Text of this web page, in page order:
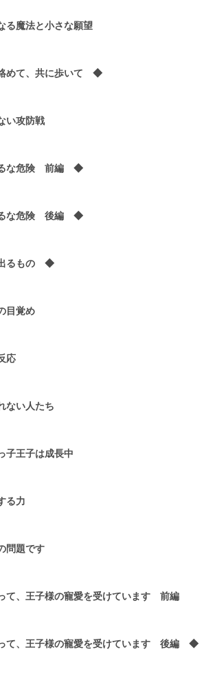
る魔法と小さな願望
めて、共に歩いて ◆
い攻防戦
な危険 前編 ◆
な危険 後編 ◆
るもの ◆
目覚め
応
ない人たち
子王子は成長中
る力
問題です
て、王子様の寵愛を受けています 前編
て、王子様の寵愛を受けています 後編 ◆